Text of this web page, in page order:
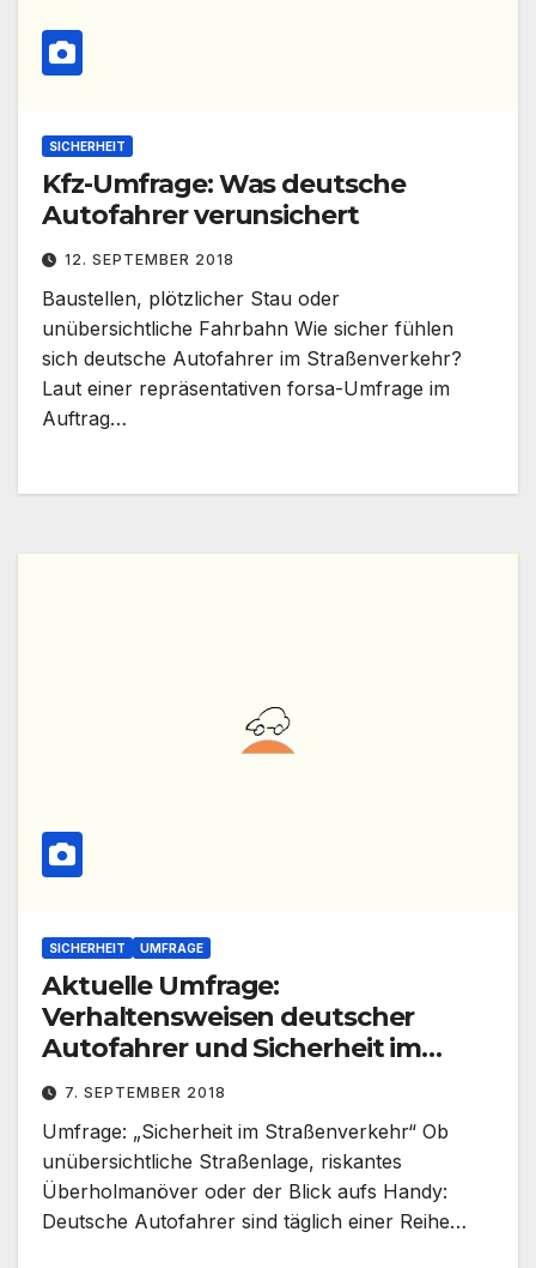
SICHERHEIT
Kfz-Umfrage: Was deutsche
Autofahrer verunsichert
12. SEPTEMBER 2018
Baustellen, plötzlicher Stau oder
unübersichtliche Fahrbahn Wie sicher fühlen
sich deutsche Autofahrer im Straßenverkehr?
Laut einer repräsentativen forsa-Umfrage im
Auftrag…
SICHERHEIT UMFRAGE
Aktuelle Umfrage:
Verhaltensweisen deutscher
Autofahrer und Sicherheit im
Straßenverkehr
7. SEPTEMBER 2018
Umfrage: „Sicherheit im Straßenverkehr“ Ob
unübersichtliche Straßenlage, riskantes
Überholmanöver oder der Blick aufs Handy:
Deutsche Autofahrer sind täglich einer Reihe…